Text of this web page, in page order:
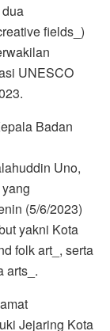
fields_)
UNESCO
Badan
Uno,
(5/6/2023)
yakni Kota
folk art_, serta
arts_.
Jejaring Kota